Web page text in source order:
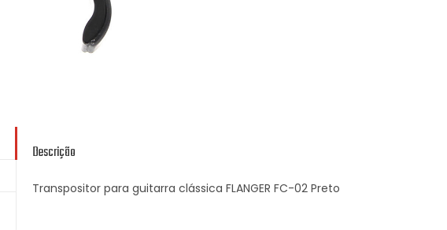
Descrição
Transpositor para guitarra clássica FLANGER FC-02 Preto